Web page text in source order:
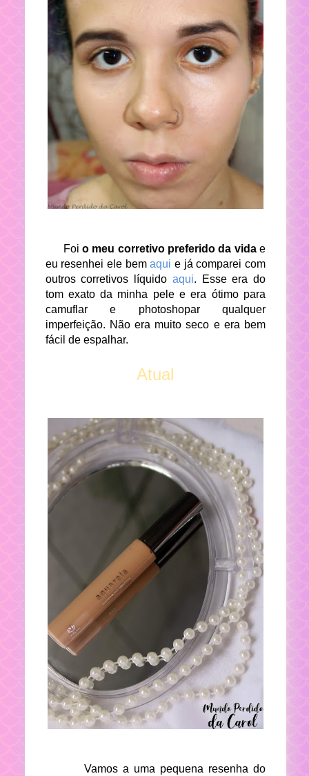
Foi o meu corretivo preferido da vidae
eu resenhei ele bemaqui e já comparei com
outros corretivos líquido aqui. Esse era do
tom exato da minha pele e era ótimo para
camuflar e photoshopar qualquer
imperfeição. Não era muito seco e era bem
fácil de espalhar.
Atual
Vamos a uma pequena resenha do